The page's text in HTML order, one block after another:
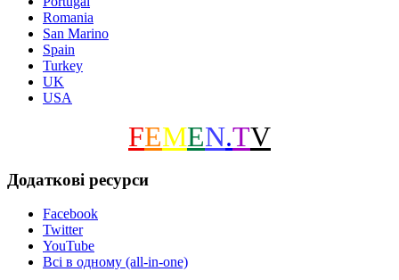
Romania
San Marino
Spain
Turkey
UK
USA
FEMEN.TV
Додаткові ресурси
Facebook
Twitter
YouTube
Всі в одному (all-in-one)